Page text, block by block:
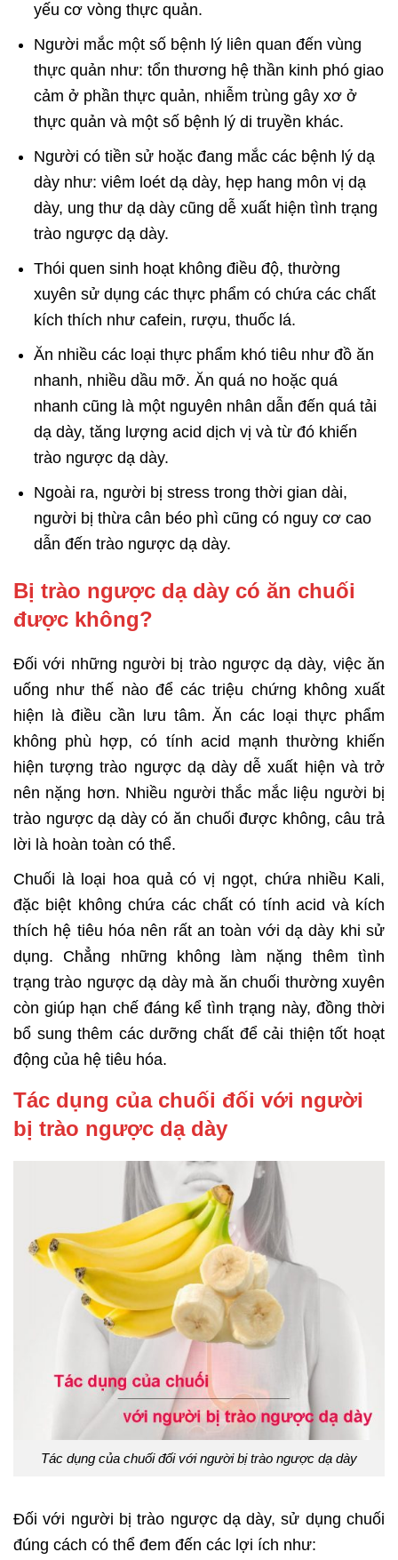
yếu cơ vòng thực quản.
Người mắc một số bệnh lý liên quan đến vùng
thực quản như: tổn thương hệ thần kinh phó giao
cảm ở phần thực quản, nhiễm trùng gây xơ ở
thực quản và một số bệnh lý di truyền khác.
Người có tiền sử hoặc đang mắc các bệnh lý dạ
dày như: viêm loét dạ dày, hẹp hang môn vị dạ
dày, ung thư dạ dày cũng dễ xuất hiện tình trạng
trào ngược dạ dày.
Thói quen sinh hoạt không điều độ, thường
xuyên sử dụng các thực phẩm có chứa các chất
kích thích như cafein, rượu, thuốc lá.
Ăn nhiều các loại thực phẩm khó tiêu như đồ ăn
nhanh, nhiều dầu mỡ. Ăn quá no hoặc quá
nhanh cũng là một nguyên nhân dẫn đến quá tải
dạ dày, tăng lượng acid dịch vị và từ đó khiến
trào ngược dạ dày.
Ngoài ra, người bị stress trong thời gian dài,
người bị thừa cân béo phì cũng có nguy cơ cao
dẫn đến trào ngược dạ dày.
Bị trào ngược dạ dày có ăn chuối
được không?
Đối với những người bị trào ngược dạ dày, việc ăn
uống như thế nào để các triệu chứng không xuất
hiện là điều cần lưu tâm. Ăn các loại thực phẩm
không phù hợp, có tính acid mạnh thường khiến
hiện tượng trào ngược dạ dày dễ xuất hiện và trở
nên nặng hơn. Nhiều người thắc mắc liệu người bị
trào ngược dạ dày có ăn chuối được không, câu trả
lời là hoàn toàn có thể.
Chuối là loại hoa quả có vị ngọt, chứa nhiều Kali,
đặc biệt không chứa các chất có tính acid và kích
thích hệ tiêu hóa nên rất an toàn với dạ dày khi sử
dụng. Chẳng những không làm nặng thêm tình
trạng trào ngược dạ dày mà ăn chuối thường xuyên
còn giúp hạn chế đáng kể tình trạng này, đồng thời
bổ sung thêm các dưỡng chất để cải thiện tốt hoạt
động của hệ tiêu hóa.
Tác dụng của chuối đối với người
bị trào ngược dạ dày
Tác dụng của chuối đối với người bị trào ngược dạ dày
Đối với người bị trào ngược dạ dày, sử dụng chuối
đúng cách có thể đem đến các lợi ích như: